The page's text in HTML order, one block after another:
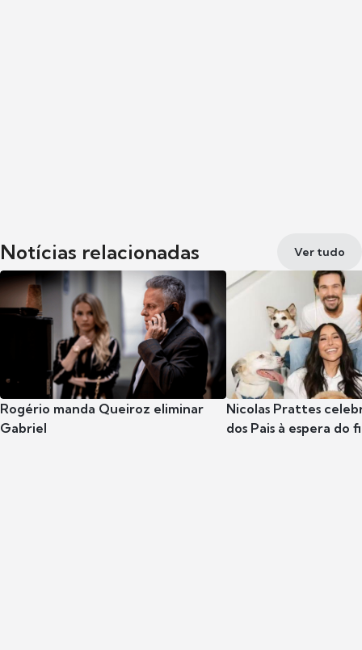
Notícias relacionadas Ver tudo
Rogério manda Queiroz eliminar
Gabriel
Nicolas Prattes
dos Pais à espera do